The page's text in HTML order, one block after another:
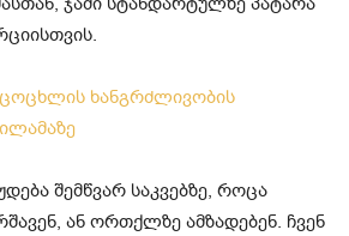
შემწვარ საკვებზე, როცა
ან ორთქლზე ამზადებენ. ჩვენ